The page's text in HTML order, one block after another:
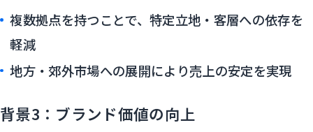
複数拠点を持つことで、特定立地・客層への依存を
軽減
地方・郊外市場への展開により売上の安定を実現
背景3：ブランド価値の向上